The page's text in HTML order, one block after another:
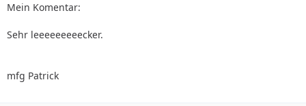
Mein Komentar:
Sehr leeeeeeeeecker.
mfg Patrick